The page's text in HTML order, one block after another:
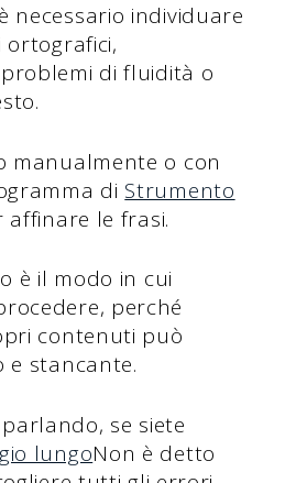
necessario individuare
di fluidità o
manualmente o con
di Strumento
affinare le frasi.
è il modo in cui
perché
contenuti può
e stancante.
se siete
lungoNon è detto